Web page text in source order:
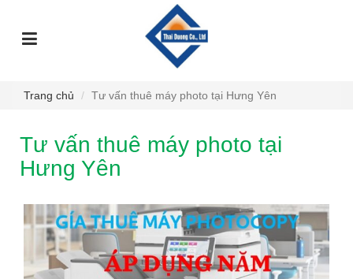
CHỦ
THIỆU
VỤ
KIỆN
TƯ
PHẨM
Trang chủ Tư vấn thuê máy photo tại Hưng Yên
Tư vấn thuê máy photo tại
Hưng Yên